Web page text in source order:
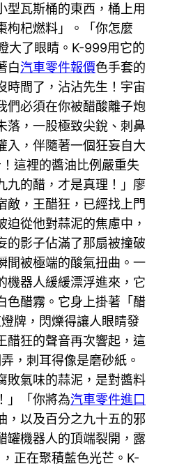
型瓦斯桶的東西，桶上用
枸杞燃料」。「你怎麼
了眼睛。K-999用它的
白汽車零件報價色手套的
時間了，沾沾先生！宇宙
們必須在你被醋酸離子炮
落，一股極致尖銳、刺鼻
入，伴隨著一個狂妄自大
這裡的醬油比例嚴重失
九的醋，才是真理！」廖
敵，王醋狂，已經找上門
迫從他對蒜泥的焦慮中，
的影子佔滿了那扇被撞破
間被極端的酸氣扭曲。一
機器人緩緩漂浮進來，它
色醋霧。它身上掛著「醋
牌，閃爍得讓人眼睛發
醋狂的聲音再次響起，這
，刺耳得像是磨砂紙。
敗氣味的蒜泥，是對醬料
」「你將為汽車零件進口
，以及百分之九十五的邪
罐機器人的頂端裂開，露
正在聚積藍色光芒。K-